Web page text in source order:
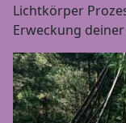
Lichtkörper
Erweckung